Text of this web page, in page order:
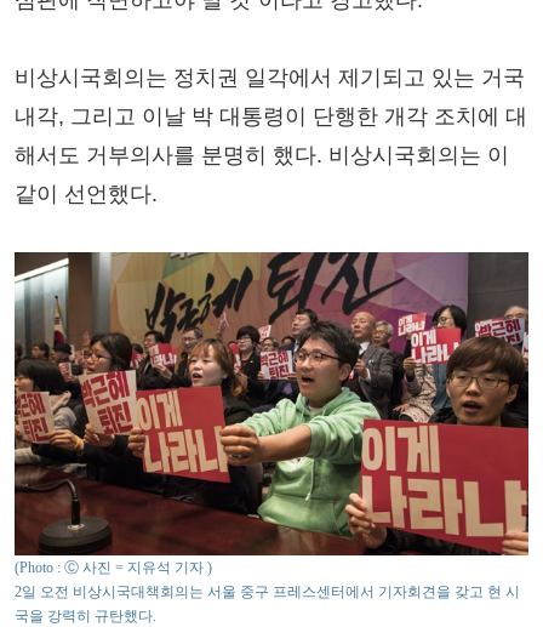
비상시국회의는 정치권 일각에서 제기되고 있는 거국
내각, 그리고 이날 박 대통령이 단행한 개각 조치에 대
해서도 거부의사를 분명히 했다. 비상시국회의는 이
같이 선언했다.
(Photo : Ⓒ 사진 = 지유석 기자 )
2일 오전 비상시국대책회의는 서울 중구 프레스센터에서 기자회견을 갖고 현 시
국을 강력히 규탄했다.